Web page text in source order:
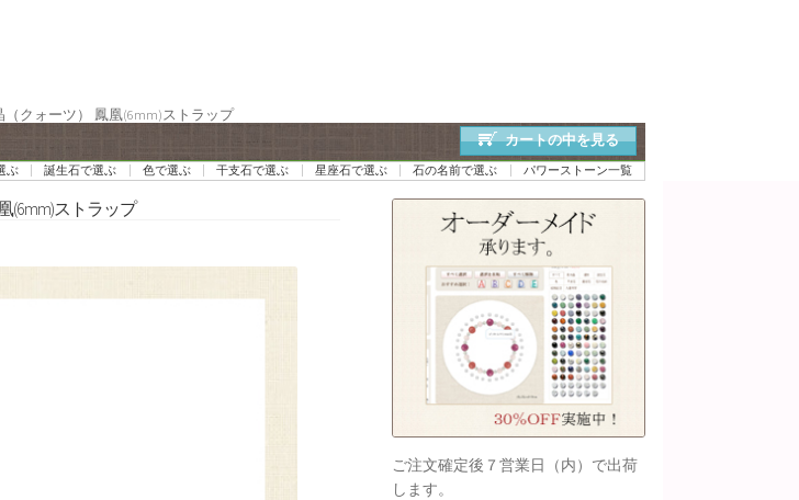
クォーツ） 鳳凰(6mm)ストラップ
カートの中を見る
ぶ 誕生石で選ぶ 色で選ぶ 干支石で選ぶ 星座石で選ぶ 石の名前で選ぶ パワーストーン一覧
(6mm)ストラップ
ご注文確定後７営業日（内）で出荷
します。